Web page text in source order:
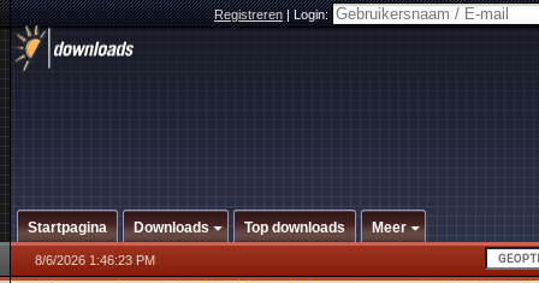
Registreren|Login:
Startpagina Downloads Top downloads Meer
8/6/2026 1:46:23 PM